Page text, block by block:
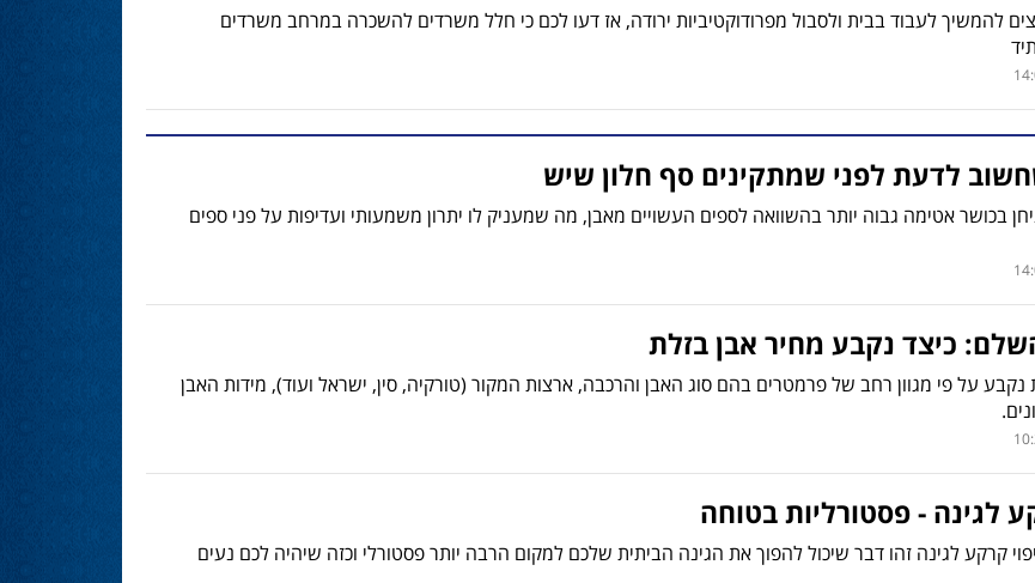
להמשיך לעבוד בבית ולסבול מפרודוקטיביות ירודה, אז דעו לכם כי חלל משרדים להשכרה במרחב משרדים
לדעת לפני שמתקינים סף חלון שיש
בכושר אטימה גבוה יותר בהשוואה לספים העשויים מאבן, מה שמעניק לו יתרון משמעותי ועדיפות על פני ספים
כיצד נקבע מחיר אבן בזלת
נקבע על פי מגוון רחב של פרמטרים בהם סוג האבן והרכבה, ארצות המקור (טורקיה, סין, ישראל ועוד), מידות האבן
לגינה - פסטורליות בטוחה
קרקע לגינה זהו דבר שיכול להפוך את הגינה הביתית שלכם למקום הרבה יותר פסטורלי וכזה שיהיה לכם נעים